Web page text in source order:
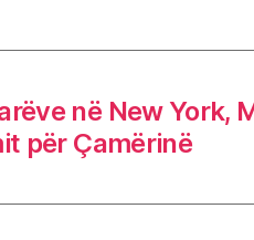
në New York,
për Çamërinë